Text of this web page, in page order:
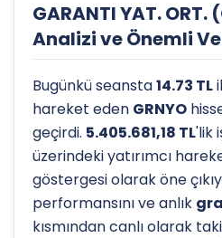
GARANTI YAT. ORT.
Analizi ve Önemli
Bugünkü seansta14.73 TL
hareket eden GRNYO
geçirdi. 5.405.681,18 TL'lik
üzerindeki yatırımcı
göstergesi olarak öne
performansını ve anlık
kısmından canlı olarak